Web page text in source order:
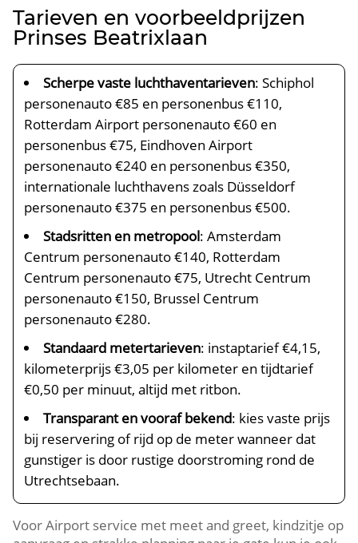
Tarieven en voorbeeldprijzen
Prinses Beatrixlaan
Scherpe vaste luchthaventarieven: Schiphol
personenauto €85 en personenbus €110,
Rotterdam Airport personenauto €60 en
personenbus €75, Eindhoven Airport
personenauto €240 en personenbus €350,
internationale luchthavens zoals Düsseldorf
personenauto €375 en personenbus €500.
Stadsritten en metropool: Amsterdam
Centrum personenauto €140, Rotterdam
Centrum personenauto €75, Utrecht Centrum
personenauto €150, Brussel Centrum
personenauto €280.
Standaard metertarieven: instaptarief €4,15,
kilometerprijs €3,05 per kilometer en tijdtarief
€0,50 per minuut, altijd met ritbon.
Transparant en vooraf bekend: kies vaste prijs
bij reservering of rijd op de meter wanneer dat
gunstiger is door rustige doorstroming rond de
Utrechtsebaan.
Voor Airport service met meet and greet, kindzitje op